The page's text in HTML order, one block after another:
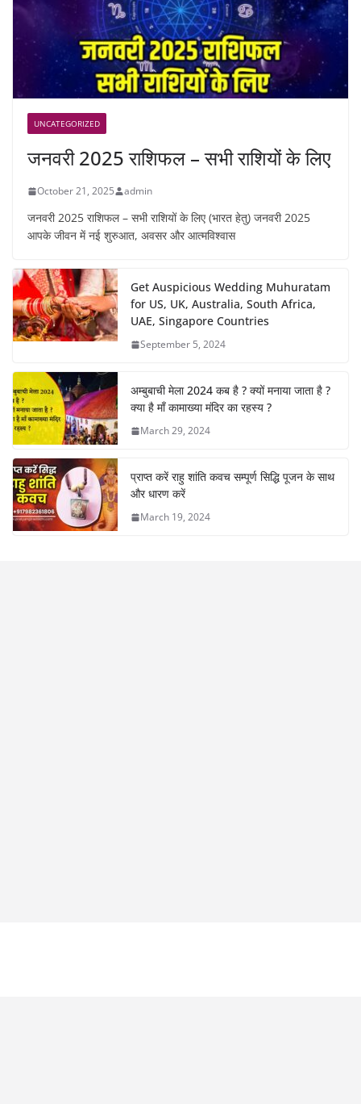
UNCATEGORIZED
जनवरी 2025 राशिफल – सभी राशियों के लिए
October 21, 2025 admin
जनवरी 2025 राशिफल – सभी राशियों के लिए (भारत हेतु) जनवरी 2025
आपके जीवन में नई शुरुआत, अवसर और आत्मविश्वास
Get Auspicious Wedding Muhuratam
for US, UK, Australia, South Africa,
UAE, Singapore Countries
September 5, 2024
अम्बुबाची मेला 2024 कब है ? क्यों मनाया जाता है ?
क्या है माँ कामाख्या मंदिर का रहस्य ?
March 29, 2024
प्राप्त करें राहु शांति कवच सम्पूर्ण सिद्धि पूजन के साथ
और धारण करें
March 19, 2024